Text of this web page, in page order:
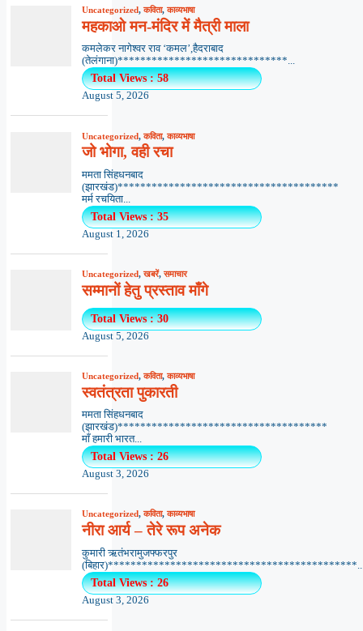
Uncategorized,कविता,काव्यभाषा
महकाओ मन-मंदिर में मैत्री माला
कमलेकर नागेश्वर राव ‘कमल’,हैदराबाद
(तेलंगाना)******************************...
Total Views : 58
August 5, 2026
Uncategorized,कविता,काव्यभाषा
जो भोगा, वही रचा
ममता सिंहधनबाद
(झारखंड)***************************************
मर्म रचयिता...
Total Views : 35
August 1, 2026
Uncategorized,खबरें,समाचार
सम्मानों हेतु प्रस्ताव माँगे
Total Views : 30
August 5, 2026
Uncategorized,कविता,काव्यभाषा
स्वतंत्रता पुकारती
ममता सिंहधनबाद
(झारखंड)*************************************
माँ हमारी भारत...
Total Views : 26
August 3, 2026
Uncategorized,कविता,काव्यभाषा
नीरा आर्य – तेरे रूप अनेक
कुमारी ऋतंभरामुजफ्फरपुर
Total Views : 26
August 3, 2026